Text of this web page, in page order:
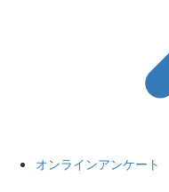
オンラインアンケート